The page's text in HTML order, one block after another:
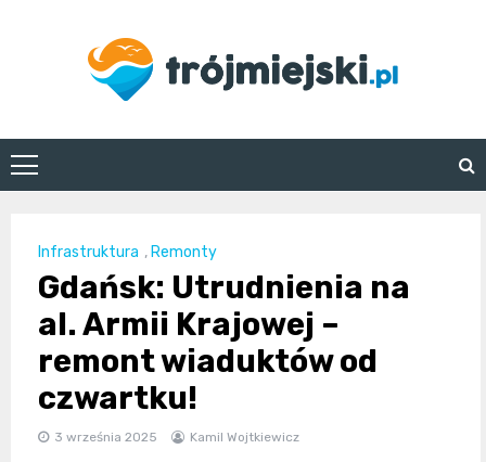
trojmiejski.pl
Infrastruktura , Remonty
Gdańsk: Utrudnienia na
al. Armii Krajowej –
remont wiaduktów od
czwartku!
3 września 2025 Kamil Wojtkiewicz